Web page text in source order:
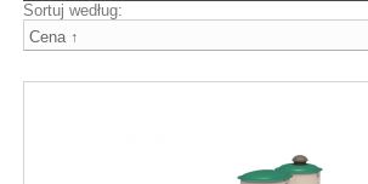
Sortuj według: